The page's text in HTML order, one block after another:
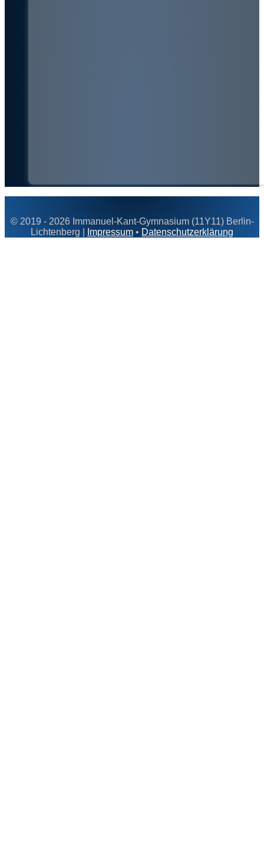
© 2019 - 2026 Immanuel-Kant-Gymnasium (11Y11) Berlin-
Lichtenberg |
Impressum • Datenschutzerklärung